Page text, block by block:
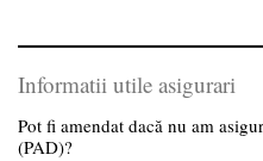
Informatii utile asigurari
Pot fi amendat dacă nu am
(PAD)?